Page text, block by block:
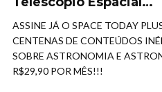
ASSINE JÁ O SPACE TODAY
CENTENAS DE CONTEÚDOS
SOBRE ASTRONOMIA E
R$29,90 POR MÊS!!!